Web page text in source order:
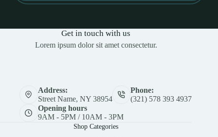
Get in touch with us
Lorem ipsum dolor sit amet consectetur.
Address:
Street Name, NY 38954
Phone:
(321) 578 393 4937
Opening hours
9AM - 5PM / 10AM - 3PM
Shop Categories